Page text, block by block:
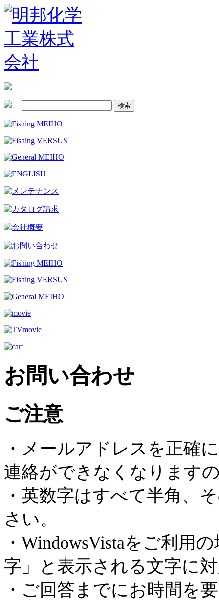
お問い合わせ
ご注意
・メールアドレスを正確
連絡ができなくなります
・英数字はすべて半角、
さい。
・WindowsVistaをご利用
字」と表示される文字に
・ご回答までにお時間を